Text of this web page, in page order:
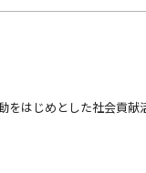
はじめとした社会貢献